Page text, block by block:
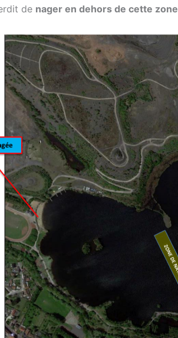
de nager en dehors de cette zone